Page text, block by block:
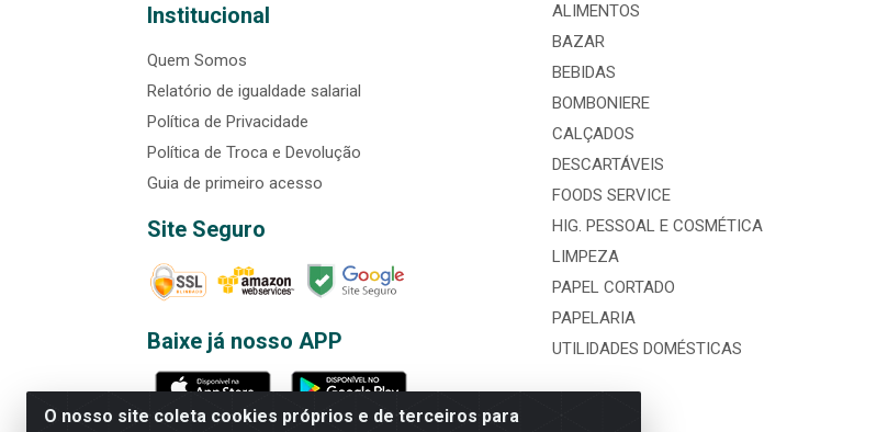
O nosso site coleta cookies próprios e de terceiros para
Institucional
Quem Somos
Relatório de igualdade salarial
Política de Privacidade
Política de Troca e Devolução
Guia de primeiro acesso
Site Seguro
Baixe já nosso APP
ALIMENTOS
BAZAR
BEBIDAS
BOMBONIERE
CALÇADOS
DESCARTÁVEIS
FOODS SERVICE
HIG. PESSOAL E COSMÉTICA
LIMPEZA
PAPEL CORTADO
PAPELARIA
UTILIDADES DOMÉSTICAS